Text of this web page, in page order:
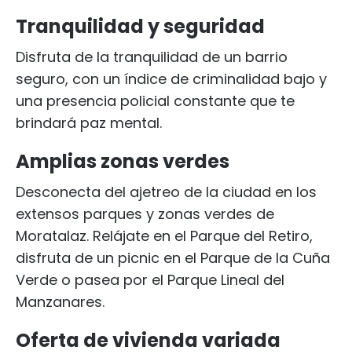
Tranquilidad y seguridad
Disfruta de la tranquilidad de un barrio
seguro, con un índice de criminalidad bajo y
una presencia policial constante que te
brindará paz mental.
Amplias zonas verdes
Desconecta del ajetreo de la ciudad en los
extensos parques y zonas verdes de
Moratalaz. Relájate en el Parque del Retiro,
disfruta de un picnic en el Parque de la Cuña
Verde o pasea por el Parque Lineal del
Manzanares.
Oferta de vivienda variada